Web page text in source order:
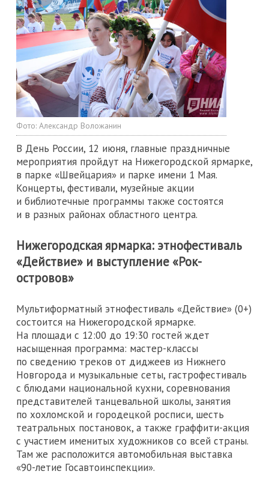
Фото: Александр Воложанин
В День России, 12 июня, главные праздничные
мероприятия пройдут на Нижегородской ярмарке,
в парке «Швейцария» и парке имени 1 Мая.
Концерты, фестивали, музейные акции
и библиотечные программы также состоятся
и в разных районах областного центра.
Нижегородская ярмарка: этнофестиваль
«Действие» и выступление «Рок-
островов»
Мультиформатный этнофестиваль «Действие» (0+)
состоится на Нижегородской ярмарке.
На площади с 12:00 до 19:30 гостей ждет
насыщенная программа: мастер-классы
по сведению треков от диджеев из Нижнего
Новгорода и музыкальные сеты, гастрофестиваль
с блюдами национальной кухни, соревнования
представителей танцевальной школы, занятия
по хохломской и городецкой росписи, шесть
театральных постановок, а также граффити-акция
с участием именитых художников со всей страны.
Там же расположится автомобильная выставка
«90-летие Госавтоинспекции».